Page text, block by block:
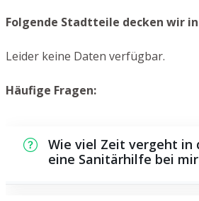
Folgende Stadtteile decken wir
Leider keine Daten verfügbar.
Häufige Fragen:
Wie viel Zeit vergeht in
eine Sanitärhilfe